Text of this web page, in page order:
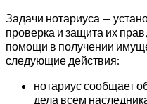
Задачи нотариуса —
проверка и защита их
помощи в получении
следующие действия:
нотариус сообщает
дела всем